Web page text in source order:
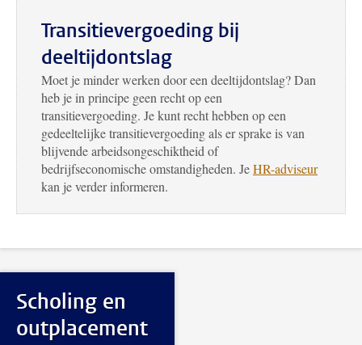
Transitievergoeding bij
deeltijdontslag
Moet je minder werken door een deeltijdontslag? Dan
heb je in principe geen recht op een
transitievergoeding. Je kunt recht hebben op een
gedeeltelijke transitievergoeding als er sprake is van
blijvende arbeidsongeschiktheid of
bedrijfseconomische omstandigheden. JeHR-adviseur
kan je verder informeren.
Scholing en
outplacement